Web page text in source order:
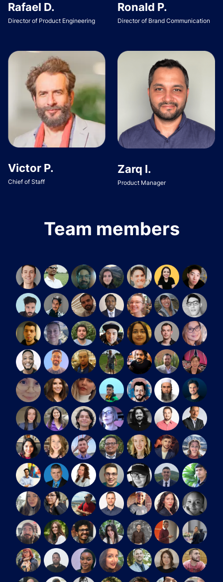
Rafael D.
Director of Product Engineering
Ronald P.
Director of Brand Communication
Victor P.
Chief of Staff
Zarq I.
Product Manager
Team members